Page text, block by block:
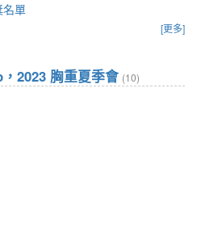
名單
[更多]
2023 胸重夏季會 (10)